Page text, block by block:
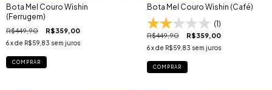
Bota Mel Couro Wishin
(Ferrugem)
R$449,90 R$359,00
6x de R$59,83 sem juros
COMPRAR
Bota Mel Couro Wishin (Café)
(1)
R$449,90 R$359,00
6 x de R$59,83 sem juros
COMPRAR